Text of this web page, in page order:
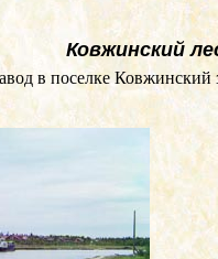
Ковжинский
в поселке